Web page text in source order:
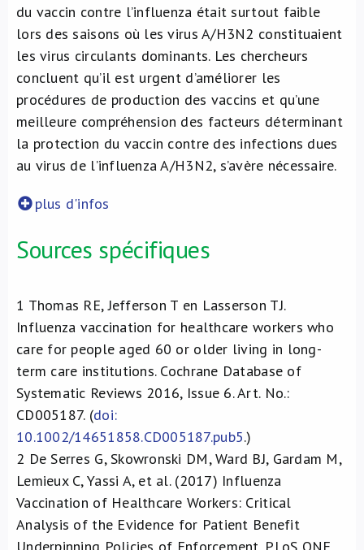
du vaccin contre l’influenza était surtout faible
lors des saisons où les virus A/H3N2 constituaient
les virus circulants dominants. Les chercheurs
concluent qu’il est urgent d’améliorer les
procédures de production des vaccins et qu’une
meilleure compréhension des facteurs déterminant
la protection du vaccin contre des infections dues
au virus de l’influenza A/H3N2, s’avère nécessaire.
plus d'infos
Sources spécifiques
1 Thomas RE, Jefferson T en Lasserson TJ.
Influenza vaccination for healthcare workers who
care for people aged 60 or older living in long-
term care institutions. Cochrane Database of
Systematic Reviews 2016, Issue 6. Art. No.:
CD005187. (doi:
10.1002/14651858.CD005187.pub5.)
2 De Serres G, Skowronski DM, Ward BJ, Gardam M,
Lemieux C, Yassi A, et al. (2017) Influenza
Vaccination of Healthcare Workers: Critical
Analysis of the Evidence for Patient Benefit